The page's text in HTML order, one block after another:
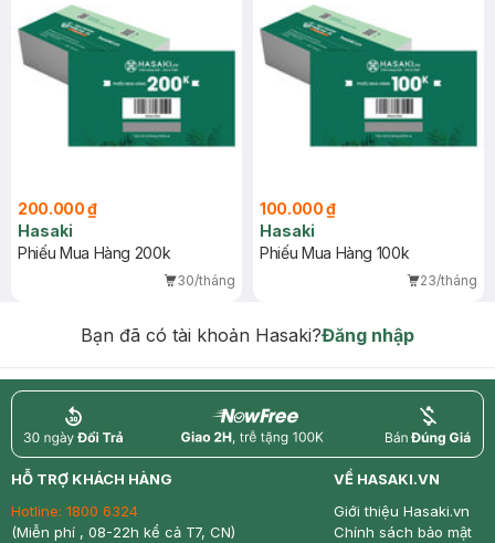
200.000 ₫
Hasaki
Phiếu Mua Hàng 200k
30/tháng
100.000 ₫
Hasaki
Phiếu Mua Hàng 100k
23/tháng
Bạn đã có tài khoản Hasaki?Đăng nhập
return nowfree price
HỖ TRỢ KHÁCH HÀNG
Hotline: 1800 6324
(Miễn phí , 08-22h kể cả T7, CN)
VỀ HASAKI.VN
Giới thiệu Hasaki.vn
Chính sách bảo mật